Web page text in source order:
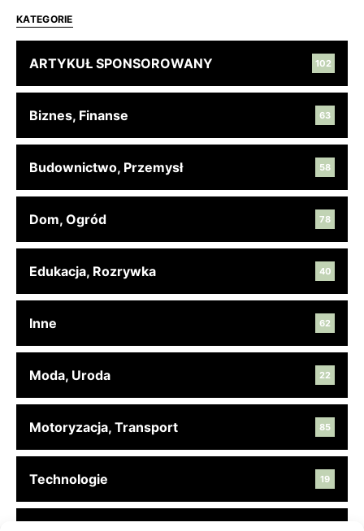
KATEGORIE
ARTYKUŁ SPONSOROWANY 102
Biznes, Finanse 63
Budownictwo, Przemysł 58
Dom, Ogród 78
Edukacja, Rozrywka 40
Inne 62
Moda, Uroda 22
Motoryzacja, Transport 85
Technologie 19